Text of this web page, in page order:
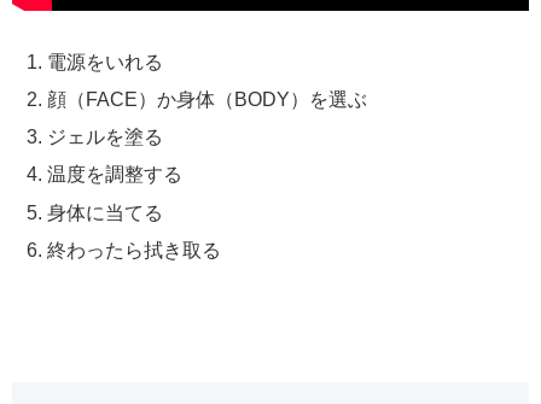
電源をいれる
顔（FACE）か身体（BODY）を選ぶ
ジェルを塗る
温度を調整する
身体に当てる
終わったら拭き取る